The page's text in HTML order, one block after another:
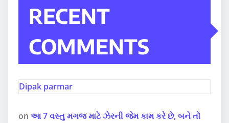
RECENT
COMMENTS
Dipak parmar
on આ 7 વસ્તુ મગજ માટે ઝેરની જેમ કામ કરે છે, બને તો